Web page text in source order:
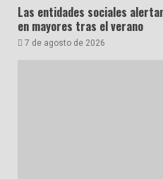
Las entidades sociales
en mayores tras el verano
7 de agosto de 2026